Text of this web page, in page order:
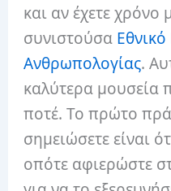
και αν έχετε χρόνο
συνιστούσα
Ανθρωπολογίας.
καλύτερα μουσεία
ποτέ. Το πρώτο
σημειώσετε είναι
οπότε αφιερώστε